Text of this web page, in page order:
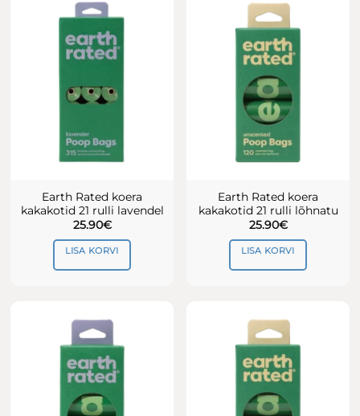
Earth Rated koera
kakakotid 21 rulli lavendel
25.90€
LISA KORVI
Earth Rated koera
kakakotid 21 rulli lõhnatu
25.90€
LISA KORVI